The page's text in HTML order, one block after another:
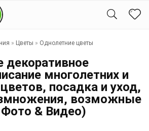
» Цветы » Однолетние цветы
многолетних и
посадка и уход,
возможные
& Видео)